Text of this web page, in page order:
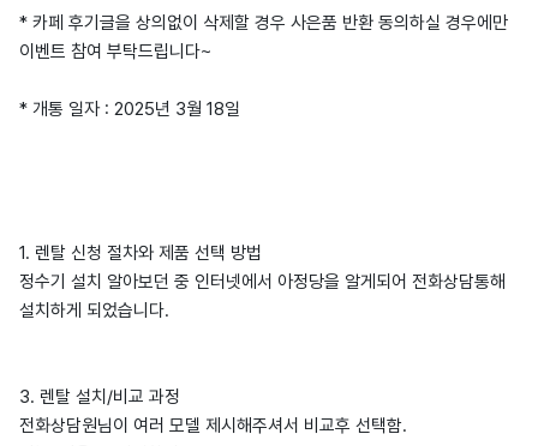
* 카페 후기글을 상의없이 삭제할 경우 사은품 반환 동의하실 경우에만
이벤트 참여 부탁드립니다~
* 개통 일자 : 2025년 3월 18일
1. 렌탈 신청 절차와 제품 선택 방법
정수기 설치 알아보던 중 인터넷에서 아정당을 알게되어 전화상담통해
설치하게 되었습니다.
3. 렌탈 설치/비교 과정
전화상담원님이 여러 모델 제시해주셔서 비교후 선택함.